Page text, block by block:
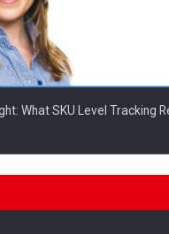
What SKU Level Tracking